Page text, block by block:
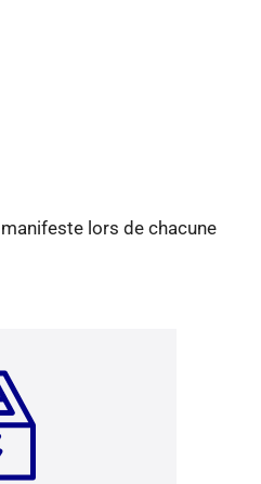
lors de chacune